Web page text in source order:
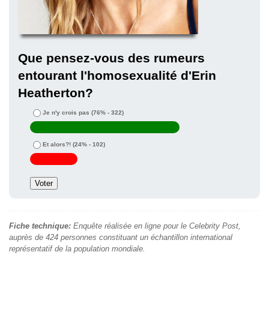
Que pensez-vous des rumeurs
entourant l'homosexualité d'Erin
Heatherton?
Je n'y crois pas (76% - 322)
Et alors?! (24% - 102)
Fiche technique: Enquête réalisée en ligne pour le Celebrity Post,
auprès de 424 personnes constituant un échantillon international
représentatif de la population mondiale.